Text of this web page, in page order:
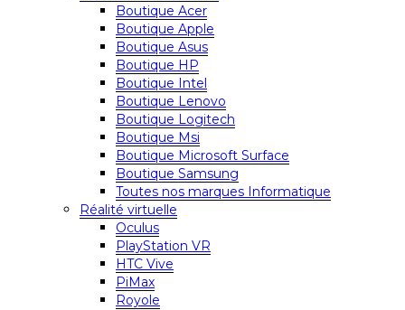
Boutique Acer
Boutique Apple
Boutique Asus
Boutique HP
Boutique Intel
Boutique Lenovo
Boutique Logitech
Boutique Msi
Boutique Microsoft Surface
Boutique Samsung
Toutes nos marques Informatique
Réalité virtuelle
Oculus
PlayStation VR
HTC Vive
PiMax
Royole